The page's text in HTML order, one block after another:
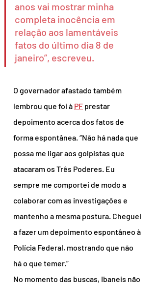
anos vai mostrar minha
completa inocência em
relação aos lamentáveis
fatos do último dia 8 de
janeiro”, escreveu.
O governador afastado também
lembrou que foi à PF prestar
depoimento acerca dos fatos de
forma espontânea. “Não há nada que
possa me ligar aos golpistas que
atacaram os Três Poderes. Eu
sempre me comportei de modo a
colaborar com as investigações e
mantenho a mesma postura. Cheguei
a fazer um depoimento espontâneo à
Polícia Federal, mostrando que não
há o que temer.”
No momento das buscas, Ibaneis não